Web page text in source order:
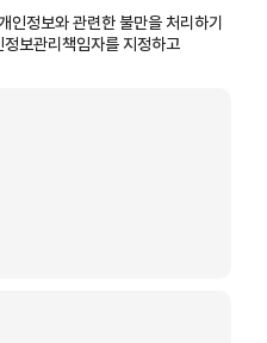
인정보와 관련한 불만을 처리하기
보관리책임자를 지정하고